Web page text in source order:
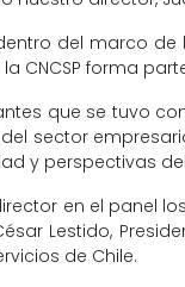
del marco
CNCSP forma
que se tuvo
sector
y perspectivas del
en el panel
Lestido,
de Chile.